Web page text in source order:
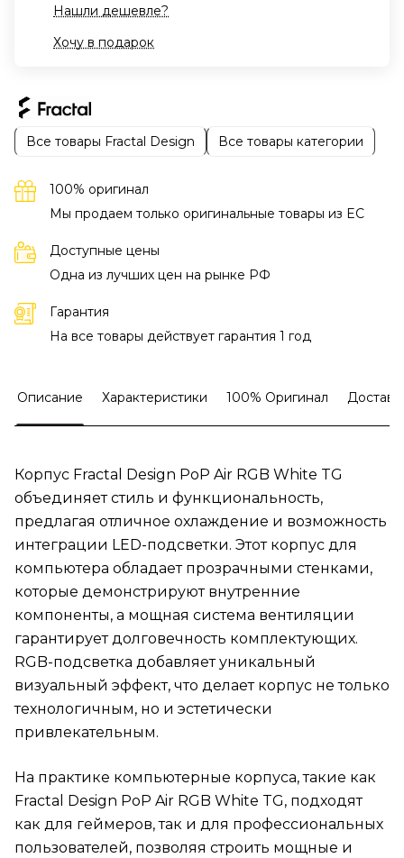
Нашли дешевле?
Хочу в подарок
Все товары Fractal Design Все товары категории
100% оригинал
Мы продаем только оригинальные товары из EC
Доступные цены
Одна из лучших цен на рынке РФ
Гарантия
На все товары действует гарантия 1 год
Описание Характеристики 100% Оригинал
Корпус Fractal Design PoP Air RGB White TG
объединяет стиль и функциональность,
предлагая отличное охлаждение и возможность
интеграции LED-подсветки. Этот корпус для
компьютера обладает прозрачными стенками,
которые демонстрируют внутренние
компоненты, а мощная система вентиляции
гарантирует долговечность комплектующих.
RGB-подсветка добавляет уникальный
визуальный эффект, что делает корпус не только
технологичным, но и эстетически
привлекательным.
На практике компьютерные корпуса, такие как
Fractal Design PoP Air RGB White TG, подходят
как для геймеров, так и для профессиональных
пользователей, позволяя строить мощные и